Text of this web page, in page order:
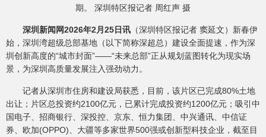
期。 深圳特区报记者 周红声 摄
深圳新闻网2026年2月25日讯 （深圳特区报记者 窦延文）新春伊
始，深圳湾超级总部基地（以下简称深超总）建设全面提速，作为深
圳创新高度的“城市封面”——“未来总部”正从规划蓝图转化为现实场
景，为深圳高质量发展注入强劲动力。
记者从深圳市住房和建设局获悉，目前，该片区已完成80%土地
出让；片区总投资约2100亿元，已累计完成投资约1200亿元；吸引中
国电子、招商银行、深投控、京东、恒力集团、中兴通讯、中信证
券、欧加(OPPO)、大疆等多家世界500强或创新型科技企业，截至目